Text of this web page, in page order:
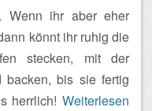
Wenn ihr aber eher
könnt ihr ruhig die
stecken, mit der
backen, bis sie fertig
herrlich! Weiterlesen